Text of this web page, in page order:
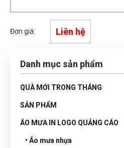
Đơn giá: Liên hệ
Danh mục sản phẩm
QUÀ MỚI TRONG THÁNG
SẢN PHẨM
ÁO MƯA IN LOGO QUẢNG CÁO
• Áo mưa nhựa